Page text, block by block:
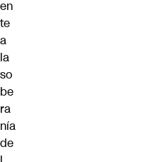
en
te
a
la
so
be
ra
nía
de